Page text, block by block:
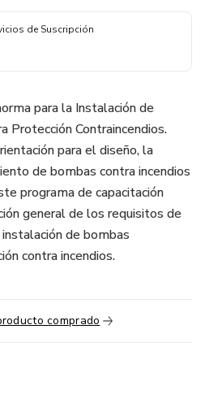
de Suscripción
para la Instalación de
Protección Contraincendios.
para el diseño, la
de bombas contra incendios
programa de capacitación
general de los requisitos de
de bombas
contra incendios.
comprado